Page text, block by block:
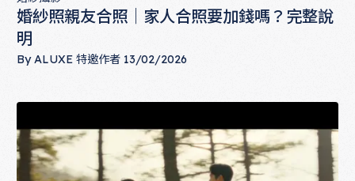
婚紗照親友合照｜家人合照要加錢嗎？完整說
明
ByALUXE 特邀作者 13/02/2026